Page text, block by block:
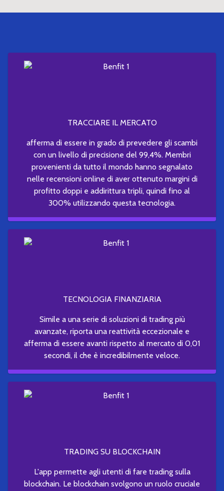
TRACCIARE IL MERCATO
afferma di essere in grado di prevedere gli scambi
con un livello di precisione del 99,4%. Membri
provenienti da tutto il mondo hanno segnalato
nelle recensioni online di aver ottenuto margini di
profitto doppi e addirittura tripli, quindi fino al
300% utilizzando questa tecnologia.
TECNOLOGIA FINANZIARIA
Simile a una serie di soluzioni di trading più
avanzate, riporta una reattività eccezionale e
afferma di essere avanti rispetto al mercato di 0,01
secondi, il che è incredibilmente veloce.
TRADING SU BLOCKCHAIN
L'app permette agli utenti di fare trading sulla
blockchain. Le blockchain svolgono un ruolo cruciale